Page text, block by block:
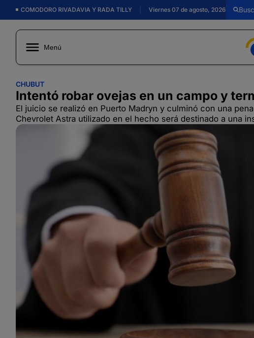
COMODORO RIVADAVIA Y RADA TILLY Viernes 07 de agosto, 2026
Menú
CHUBUT
Intentó robar ovejas en un campo y
El juicio se realizó en Puerto Madryn y culminó con una
Chevrolet Astra utilizado en el hecho será destinado a una